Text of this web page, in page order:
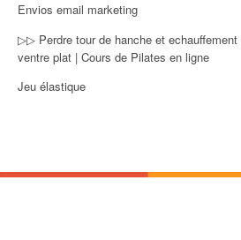
Envios email marketing
▷▷ Perdre tour de hanche et
ventre plat | Cours de Pilates en ligne
Jeu élastique